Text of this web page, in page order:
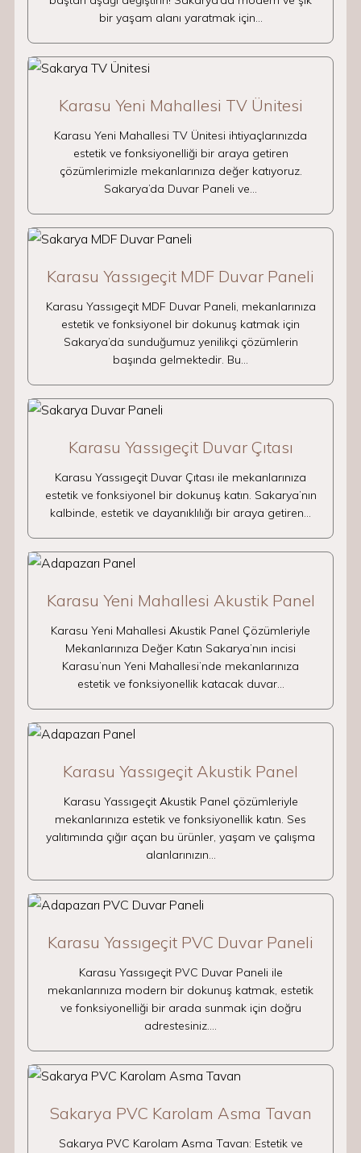
bir yaşam alanı yaratmak için…
Karasu Yeni Mahallesi TV Ünitesi
Karasu Yeni Mahallesi TV Ünitesi ihtiyaçlarınızda
estetik ve fonksiyonelliği bir araya getiren
çözümlerimizle mekanlarınıza değer katıyoruz.
Sakarya’da Duvar Paneli ve…
Karasu Yassıgeçit MDF Duvar Paneli
Karasu Yassıgeçit MDF Duvar Paneli, mekanlarınıza
estetik ve fonksiyonel bir dokunuş katmak için
Sakarya’da sunduğumuz yenilikçi çözümlerin
başında gelmektedir. Bu…
Karasu Yassıgeçit Duvar Çıtası
Karasu Yassıgeçit Duvar Çıtası ile mekanlarınıza
estetik ve fonksiyonel bir dokunuş katın. Sakarya’nın
kalbinde, estetik ve dayanıklılığı bir araya getiren…
Karasu Yeni Mahallesi Akustik Panel
Karasu Yeni Mahallesi Akustik Panel Çözümleriyle
Mekanlarınıza Değer Katın Sakarya’nın incisi
Karasu’nun Yeni Mahallesi’nde mekanlarınıza
estetik ve fonksiyonellik katacak duvar…
Karasu Yassıgeçit Akustik Panel
Karasu Yassıgeçit Akustik Panel çözümleriyle
mekanlarınıza estetik ve fonksiyonellik katın. Ses
yalıtımında çığır açan bu ürünler, yaşam ve çalışma
alanlarınızın…
Karasu Yassıgeçit PVC Duvar Paneli
Karasu Yassıgeçit PVC Duvar Paneli ile
mekanlarınıza modern bir dokunuş katmak, estetik
ve fonksiyonelliği bir arada sunmak için doğru
adrestesiniz.…
Sakarya PVC Karolam Asma Tavan
Sakarya PVC Karolam Asma Tavan: Estetik ve